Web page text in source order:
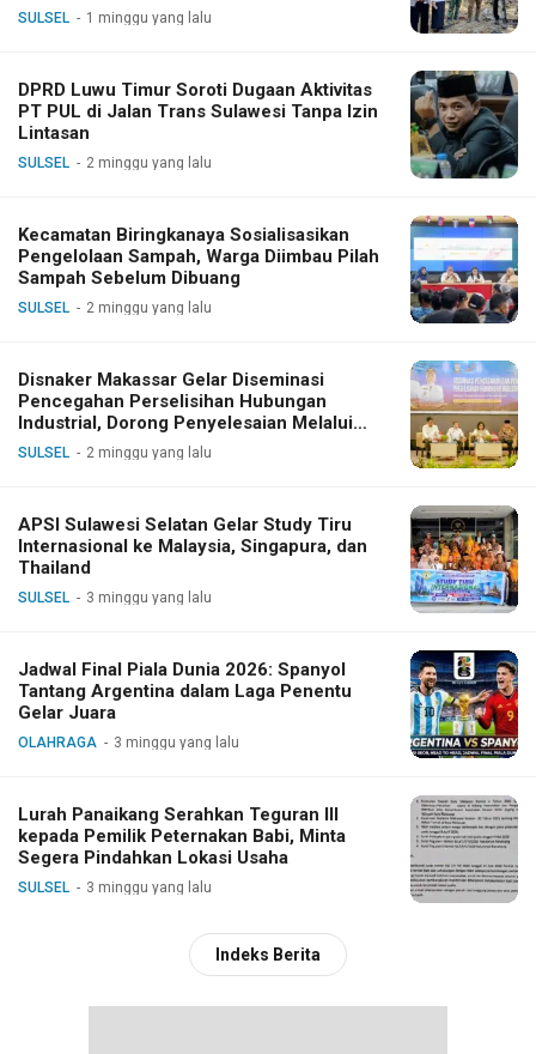
SULSEL 1 minggu yang lalu
DPRD Luwu Timur Soroti Dugaan Aktivitas
PT PUL di Jalan Trans Sulawesi Tanpa Izin
Lintasan
SULSEL 2 minggu yang lalu
Kecamatan Biringkanaya Sosialisasikan
Pengelolaan Sampah, Warga Diimbau Pilah
Sampah Sebelum Dibuang
SULSEL 2 minggu yang lalu
Disnaker Makassar Gelar Diseminasi
Pencegahan Perselisihan Hubungan
Industrial, Dorong Penyelesaian Melalui
Dialog
SULSEL 2 minggu yang lalu
APSI Sulawesi Selatan Gelar Study Tiru
Internasional ke Malaysia, Singapura, dan
Thailand
SULSEL 3 minggu yang lalu
Jadwal Final Piala Dunia 2026: Spanyol
Tantang Argentina dalam Laga Penentu
Gelar Juara
OLAHRAGA 3 minggu yang lalu
Lurah Panaikang Serahkan Teguran III
kepada Pemilik Peternakan Babi, Minta
Segera Pindahkan Lokasi Usaha
SULSEL 3 minggu yang lalu
Indeks Berita